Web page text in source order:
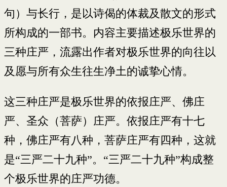
句）与长行，是以诗偈的体裁及散文的形式
所构成的一部书。内容主要描述极乐世界的
三种庄严，流露出作者对极乐世界的向往以
及愿与所有众生往生净土的诚挚心情。
这三种庄严是极乐世界的依报庄严、佛庄
严、圣众（菩萨）庄严。依报庄严有十七
种，佛庄严有八种，菩萨庄严有四种，这就
是“三严二十九种”。“三严二十九种”构成整
个极乐世界的庄严功德。